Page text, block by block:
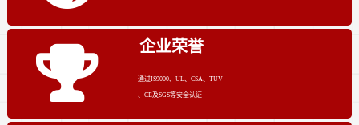
企业荣誉
通过IS9000、UL、CSA、TUV
、CE及SGS等安全认证